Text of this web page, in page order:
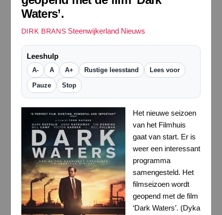
Waters’.
DIRK BRANS Steenwijkerland Nieuws
Leeshulp
A- A A+ Rustige leesstand Lees voor
Pauze Stop
Het nieuwe seizoen
van het Filmhuis
gaat van start. Er is
weer een interessant
programma
samengesteld. Het
filmseizoen wordt
geopend met de film
‘Dark Waters’. (Dyka